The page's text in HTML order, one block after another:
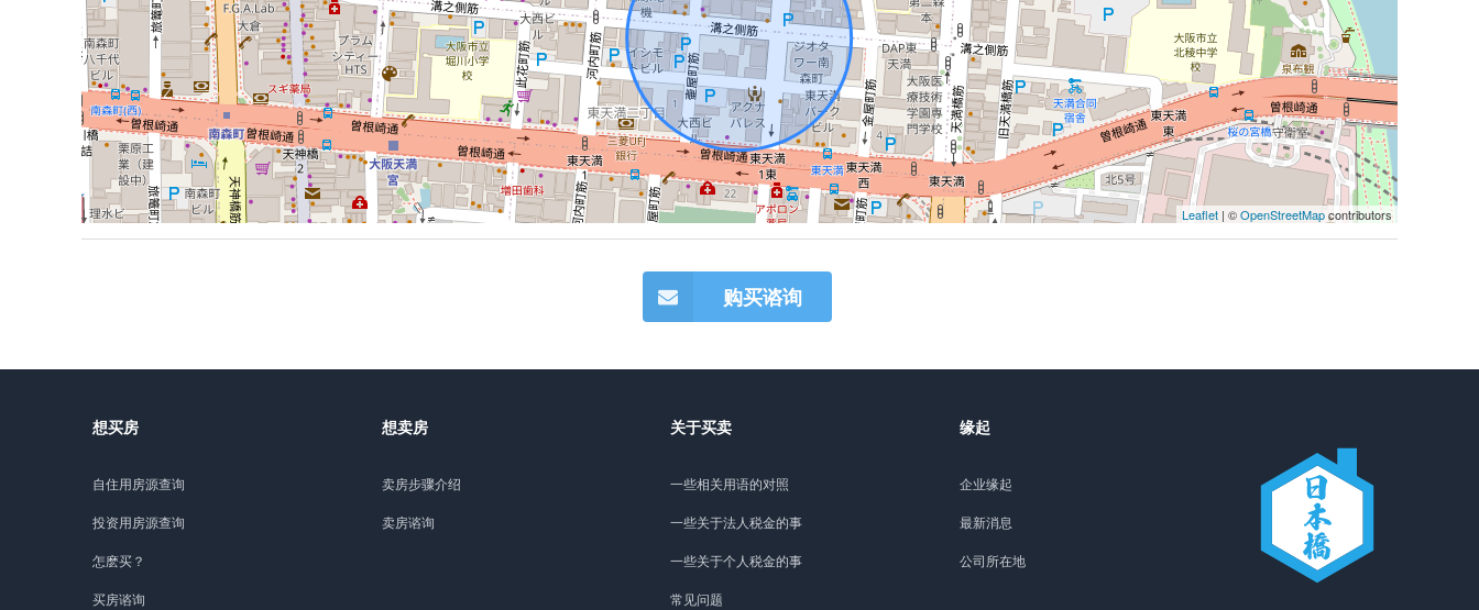
Leaflet | ©OpenStreetMapcontributors
购买谘询
想买房
自住用房源查询
投资用房源查询
怎麽买？
买房谘询
想卖房
卖房步骤介绍
卖房谘询
关于买卖
一些相关用语的对照
一些关于法人税金的事
一些关于个人税金的事
常见问题
缘起
企业缘起
最新消息
公司所在地